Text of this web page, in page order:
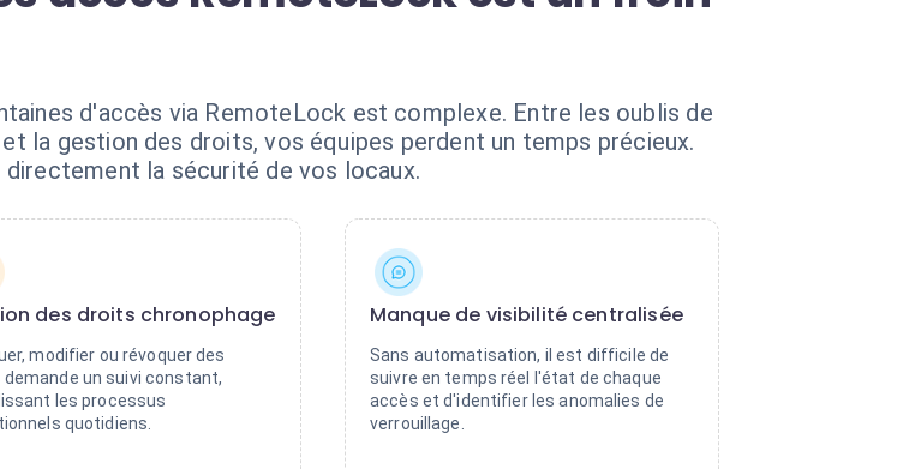
d'accès via RemoteLock est complexe. Entre les oublis de
la gestion des droits, vos équipes perdent un temps précieux.
la sécurité de vos locaux.
des droits chronophage
modifier ou révoquer des
un suivi constant,
les processus
quotidiens.
Manque de visibilité centralisée
Sans automatisation, il est difficile de
suivre en temps réel l'état de chaque
accès et d'identifier les anomalies de
verrouillage.